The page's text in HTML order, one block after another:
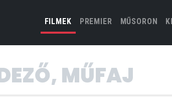
FILMEK(CURRENT)
PREMIER MŰSORON